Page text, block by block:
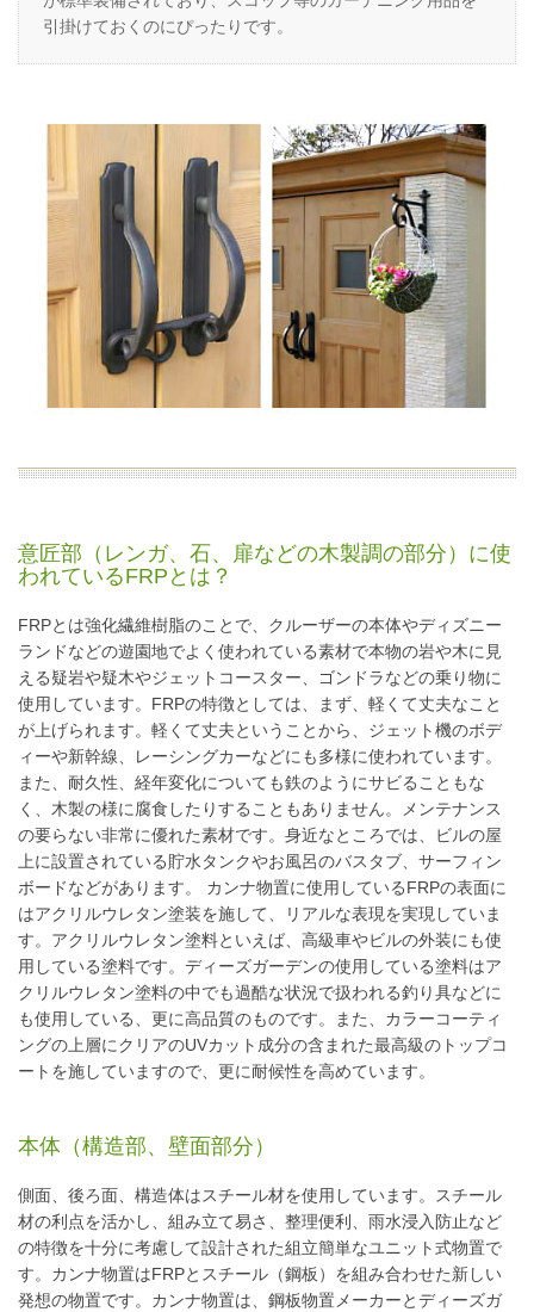
引掛けておくのにぴったりです。
意匠部（レンガ、石、扉などの木製調の部分）に使
われているFRPとは？
FRPとは強化繊維樹脂のことで、クルーザーの本体やディズニー
ランドなどの遊園地でよく使われている素材で本物の岩や木に見
える疑岩や疑木やジェットコースター、ゴンドラなどの乗り物に
使用しています。FRPの特徴としては、まず、軽くて丈夫なこと
が上げられます。軽くて丈夫ということから、ジェット機のボデ
ィーや新幹線、レーシングカーなどにも多様に使われています。
また、耐久性、経年変化についても鉄のようにサビることもな
く、木製の様に腐食したりすることもありません。メンテナンス
の要らない非常に優れた素材です。身近なところでは、ビルの屋
上に設置されている貯水タンクやお風呂のバスタブ、サーフィン
ボードなどがあります。 カンナ物置に使用しているFRPの表面に
はアクリルウレタン塗装を施して、リアルな表現を実現していま
す。アクリルウレタン塗料といえば、高級車やビルの外装にも使
用している塗料です。ディーズガーデンの使用している塗料はア
クリルウレタン塗料の中でも過酷な状況で扱われる釣り具などに
も使用している、更に高品質のものです。また、カラーコーティ
ングの上層にクリアのUVカット成分の含まれた最高級のトップコ
ートを施していますので、更に耐候性を高めています。
本体（構造部、壁面部分）
側面、後ろ面、構造体はスチール材を使用しています。スチール
材の利点を活かし、組み立て易さ、整理便利、雨水浸入防止など
の特徴を十分に考慮して設計された組立簡単なユニット式物置で
す。カンナ物置はFRPとスチール（鋼板）を組み合わせた新しい
発想の物置です。カンナ物置は、鋼板物置メーカーとディーズガ